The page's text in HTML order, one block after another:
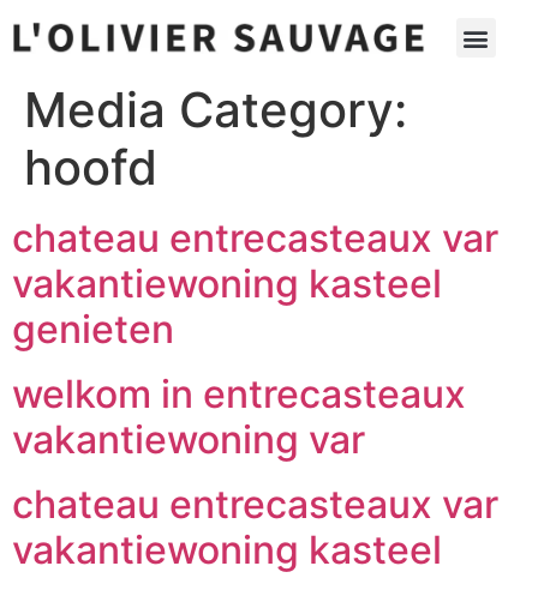
Media Category:
hoofd
chateau entrecasteaux var
vakantiewoning kasteel
genieten
welkom in entrecasteaux
vakantiewoning var
chateau entrecasteaux var
vakantiewoning kasteel